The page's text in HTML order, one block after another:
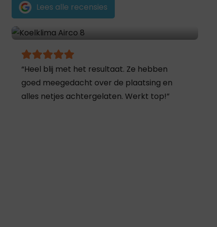
Lees alle recensies
“Heel blij met het resultaat. Ze hebben
goed meegedacht over de plaatsing en
alles netjes achtergelaten. Werkt top!”